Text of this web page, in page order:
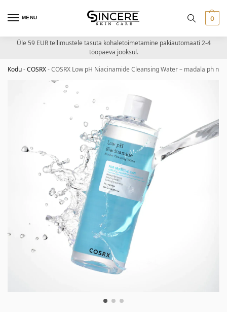
MENU 0
Üle 59 EUR tellimustele tasuta kohaletoimetamine pakiautomaati 2-4
tööpäeva jooksul.
Kodu-COSRX-COSRX Low pH Niacinamide Cleansing Water – madala ph